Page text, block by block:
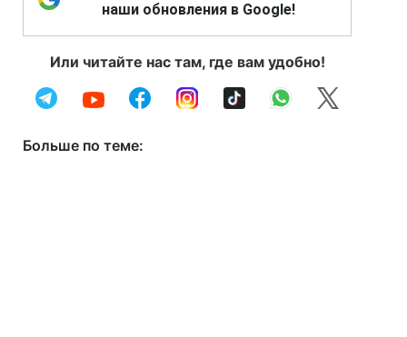
наши обновления в Google!
Или читайте нас там, где вам удобно!
Больше по теме: